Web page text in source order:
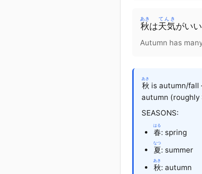
秋
あき
は天気
てんき
がいい
Autumn has
秋
あき
is autumn/
autumn (roughly
SEASONS:
春
はる
: spring
夏
なつ
: summer
秋
あき
: autumn